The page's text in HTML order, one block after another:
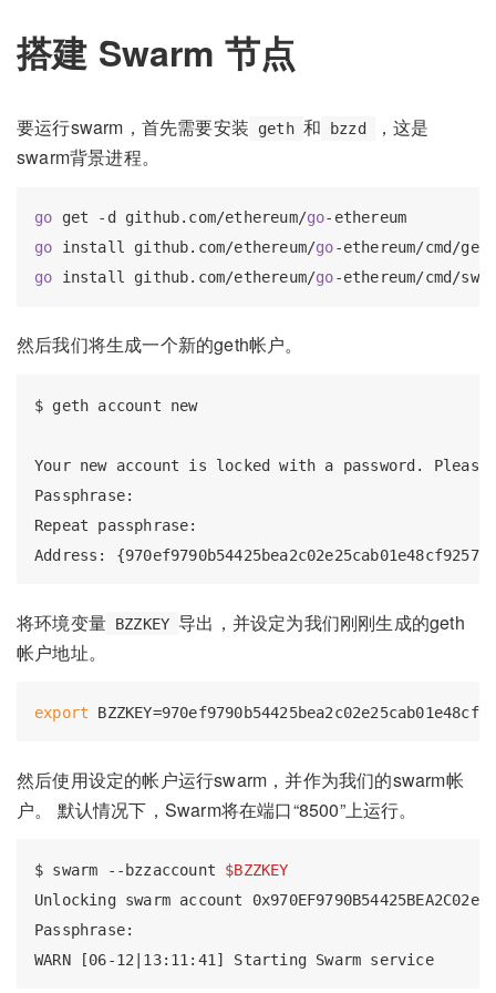
搭建 Swarm 节点
要运行swarm，首先需要安装 geth 和 bzzd
，这是
swarm背景进程。
go get -d github.com/ethereum/go
go install github.com/ethereum/go
go install github.com/ethereum/go
然后我们将生成一个新的geth帐户。
$ geth account new
Your new account is locked with a password.
Passphrase:
Repeat passphrase:
将环境变量 BZZKEY 导出，并设定为我们刚刚生成的geth
帐户地址。
export
然后使用设定的帐户运行swarm，并作为我们的swarm帐
户。 默认情况下，Swarm将在端口“8500”上运行。
$ swarm --bzzaccount $BZZKEY
Unlocking swarm account
Passphrase:
WARN [06-12|13:11:41] Starting Swarm service